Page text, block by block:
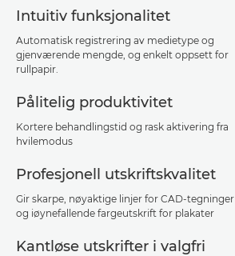
Intuitiv funksjonalitet
Automatisk registrering av medietype og
gjenværende mengde, og enkelt oppsett for
rullpapir.
Pålitelig produktivitet
Kortere behandlingstid og rask aktivering fra
hvilemodus
Profesjonell utskriftskvalitet
Gir skarpe, nøyaktige linjer for CAD-tegninger
og iøynefallende fargeutskrift for plakater
Kantløse utskrifter i valgfri